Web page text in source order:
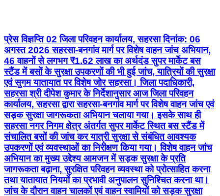
प्रेस विज्ञप्ति 02 जिला परिवहन कार्यालय, सहरसा दिनांक: 06
अगस्त 2026 सहरसा-बनगांव मार्ग पर विशेष वाहन जांच अभियान,
46 वाहनों से लगभग ₹1.62 लाख का अर्थदंड सुपर मार्केट बस
स्टैंड में बसों के सुरक्षा उपकरणों की भी हुई जांच, यात्रियों की सुरक्षा
एवं सुगम यातायात पर विशेष जोर सहरसा। जिला पदाधिकारी,
सहरसा श्री दीपेश कुमार के निर्देशानुसार आज जिला परिवहन
कार्यालय, सहरसा द्वारा सहरसा-बनगांव मार्ग पर विशेष वाहन जांच एवं
सड़क सुरक्षा जागरूकता अभियान चलाया गया। इसके साथ ही
सहरसा नगर निगम क्षेत्र अंतर्गत सुपर मार्केट स्थित बस स्टैंड में
संचालित बसों की जांच कर यात्री सुरक्षा से संबंधित आवश्यक
उपकरणों एवं व्यवस्थाओं का निरीक्षण किया गया। विशेष वाहन जांच
अभियान का मुख्य उद्देश्य आमजन में सड़क सुरक्षा के प्रति
जागरूकता बढ़ाना, सुरक्षित परिवहन व्यवस्था को प्रोत्साहित करना
तथा यातायात नियमों का प्रभावी अनुपालन सुनिश्चित करना था।
जांच के दौरान वाहन चालकों एवं वाहन स्वामियों को सड़क सुरक्षा